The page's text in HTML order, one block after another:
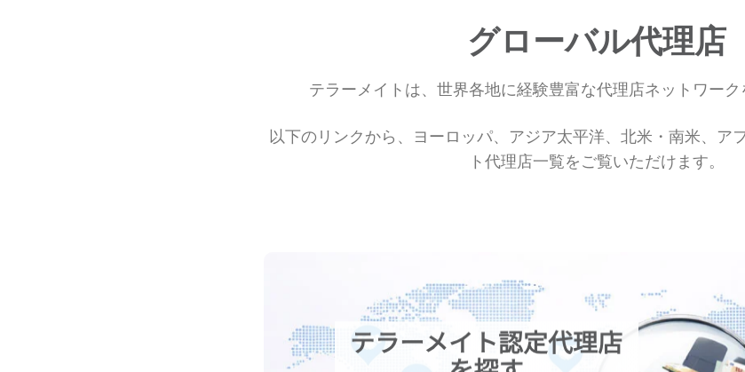
グローバル代理店
テラーメイトは、世界各地に経験豊富な代理店ネットワーク
以下のリンクから、ヨーロッパ、アジア太平洋、北米・南米、ア
ト代理店一覧をご覧いただけます。